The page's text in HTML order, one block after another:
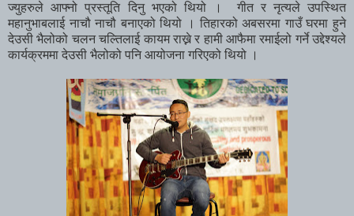
ज्युहरुले आफ्नो प्रस्तूति दिनु भएको थियो । गीत र नृत्यले उपस्थित
महानुभाबलाई नाचौ नाचौ बनाएको थियो । तिहारको अबसरमा गाउँ घरमा हुने
देउसी भैलोको चलन चल्तिलाई कायम राख्ने र हामी आफैमा रमाईलो गर्ने उद्देश्यले
कार्यक्रममा देउसी भैलोको पनि आयोजना गरिएको थियो ।